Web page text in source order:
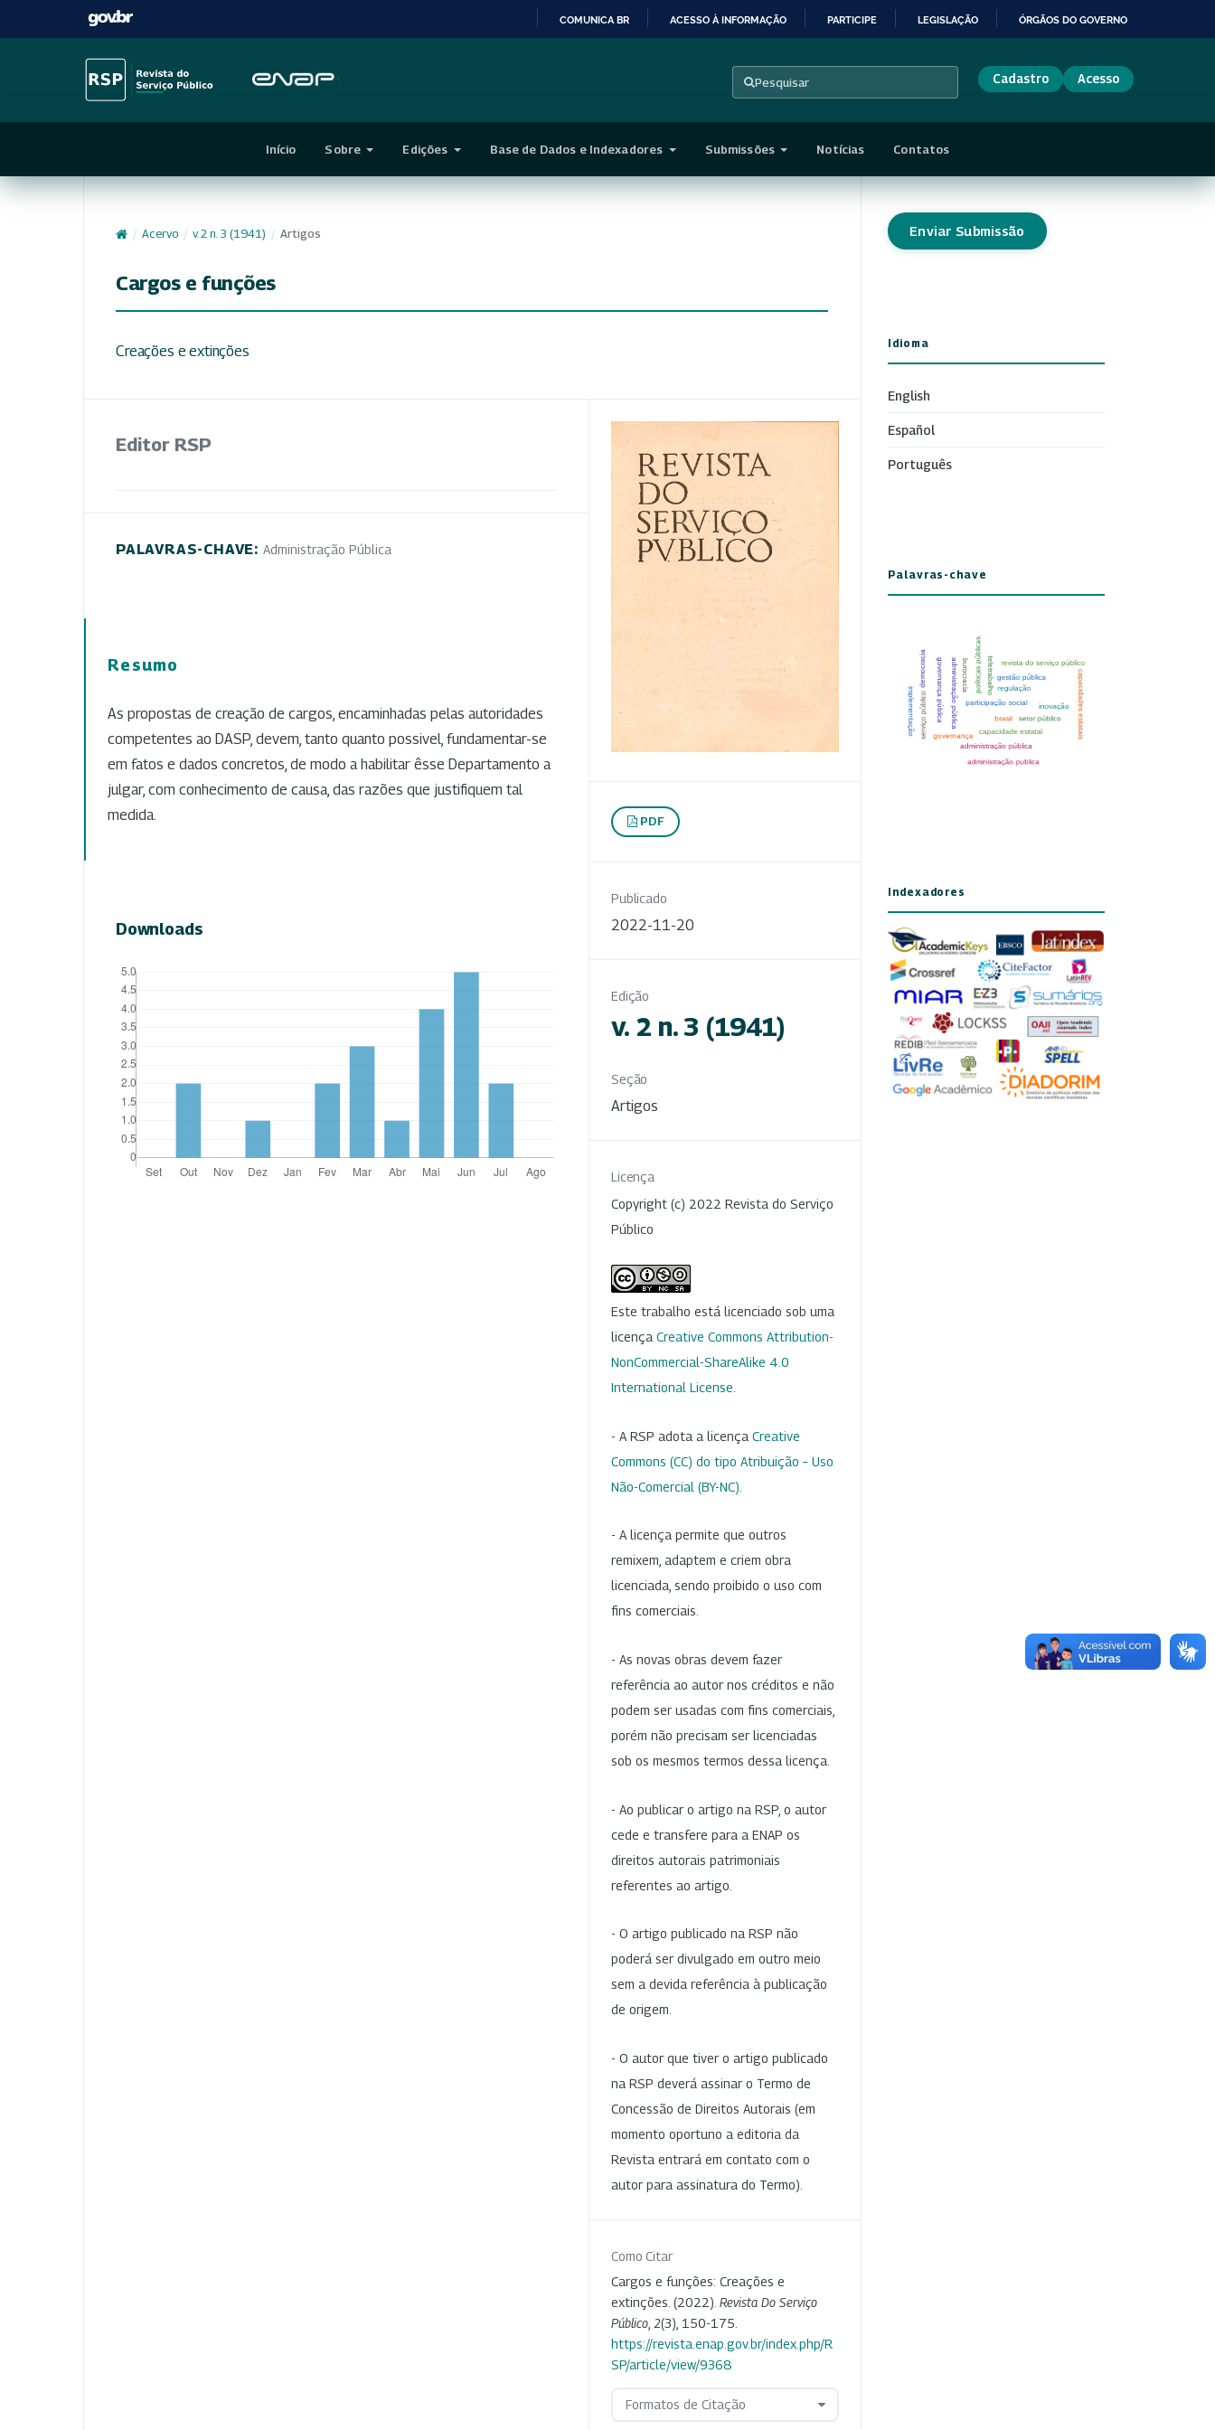
CONTEÚDO
COMUNICA BR ACESSO À INFORMAÇÃO PARTICIPE LEGISLAÇÃO ÓRGÃOS DO GOVERNO
Pesquisar Cadastro Acesso
Início Sobre Edições Base de Dados e Indexadores Submissões Notícias Contatos
/ Acervo / v. 2 n. 3 (1941) / Artigos
Cargos e funções
Creações e extinções
Editor RSP
PALAVRAS-CHAVE: Administração Pública
Resumo
As propostas de creação de cargos, encaminhadas pelas autoridades
competentes ao DASP, devem, tanto quanto possivel, fundamentar-se
em fatos e dados concretos, de modo a habilitar êsse Departamento a
julgar, com conhecimento de causa, das razões que justifiquem tal
medida.
Downloads
PDF
Publicado
2022-11-20
Edição
v. 2 n. 3 (1941)
Seção
Artigos
Licença
Copyright (c) 2022 Revista do Serviço
Público
Este trabalho está licenciado sob uma
licença Creative Commons Attribution-
NonCommercial-ShareAlike 4.0
International License
- A RSP adota a licença Creative
Commons (CC) do tipo Atribuição – Uso
Não-Comercial (BY-NC)
- A licença permite que outros
remixem, adaptem e criem obra
licenciada, sendo proibido o uso com
fins comerciais.
- As novas obras devem fazer
referência ao autor nos créditos e não
podem ser usadas com fins comerciais,
porém não precisam ser licenciadas
sob os mesmos termos dessa licença.
- Ao publicar o artigo na RSP, o autor
cede e transfere para a ENAP os
direitos autorais patrimoniais
referentes ao artigo.
- O artigo publicado na RSP não
poderá ser divulgado em outro meio
sem a devida referência à publicação
de origem.
- O autor que tiver o artigo publicado
na RSP deverá assinar o Termo de
Concessão de Direitos Autorais (em
momento oportuno a editoria da
Revista entrará em contato com o
autor para assinatura do Termo).
Como Citar
Cargos e funções: Creações e
extinções. (2022). Revista Do Serviço
Público 2(3), 150-175.
https://revista.enap.gov.br/index.php/R
SP/article/view/9368
Formatos de Citação
Enviar Submissão
Idioma
English
Español
Português
Palavras-chave
Indexadores